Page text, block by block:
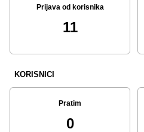
Prijava od korisnika
11
KORISNICI
Pratim
0